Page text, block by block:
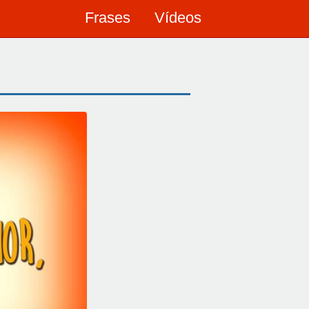
Frases Vídeos